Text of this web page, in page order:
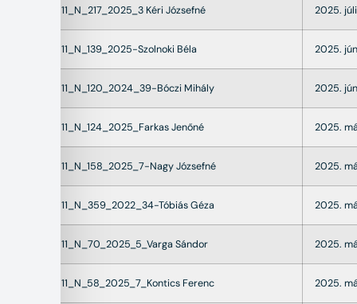
22011_N_217_2025_3 Kéri Józsefné 2025.
22011_N_139_2025-Szolnoki Béla 2025.
22011_N_120_2024_39-Bóczi Mihály 2025.
22011_N_124_2025_Farkas Jenőné 2025.
22011_N_158_2025_7-Nagy Józsefné 2025.
22011_N_359_2022_34-Tóbiás Géza 2025.
22011_N_70_2025_5_Varga Sándor 2025.
22011_N_58_2025_7_Kontics Ferenc 2025.